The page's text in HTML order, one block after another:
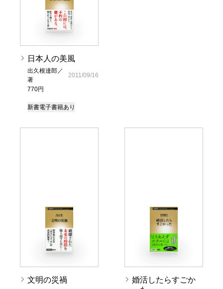
日本人の美風
出久根達郎／
著
770円
2011/09/16
新書電子書籍あり
文明の災禍
婚活したらすごか